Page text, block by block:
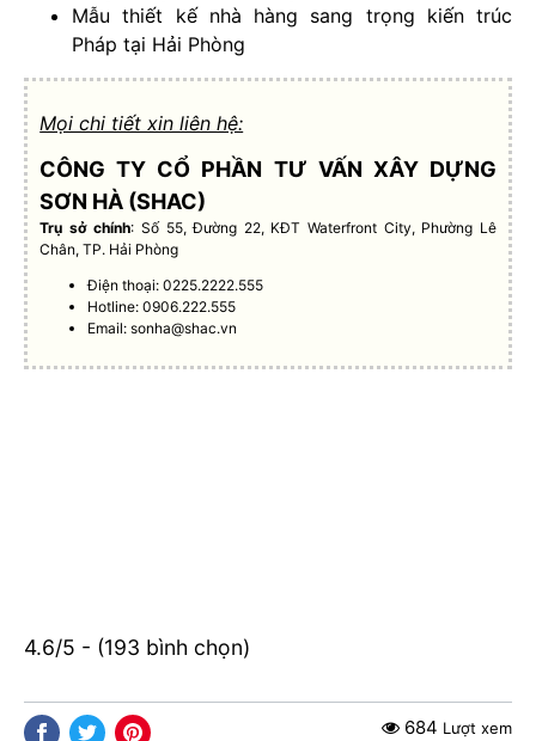
Mẫu thiết kế nhà hàng sang trọng kiến trúc
Pháp tại Hải Phòng
Mọi chi tiết xin liên hệ:
CÔNG TY CỔ PHẦN TƯ VẤN XÂY DỰNG
SƠN HÀ (SHAC)
Trụ sở chính: Số 55, Đường 22, KĐT Waterfront City, Phường Lê
Chân, TP. Hải Phòng
Điện thoại: 0225.2222.555
Hotline: 0906.222.555
Email:sonha@shac.vn
4.6/5 - (193 bình chọn)
684 Lượt xem